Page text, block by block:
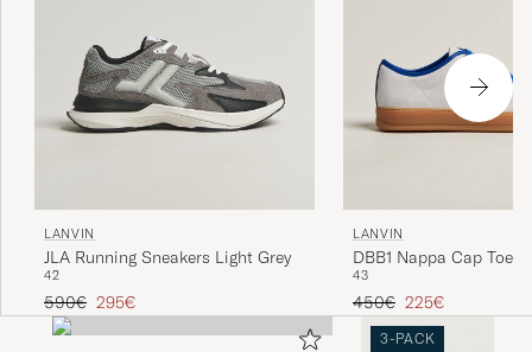
LANVIN
JLA Running Sneakers Light Grey
42
Prix ordinaire
590€ Prix réduit
295€
LANVIN
DBB1 Nappa Cap Toe
White/Blue
43
Prix ordinaire
450€ Prix réduit
225€
3-PACK